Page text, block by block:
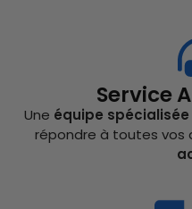
Service
Une équipe spécialisée
répondre à toutes vos